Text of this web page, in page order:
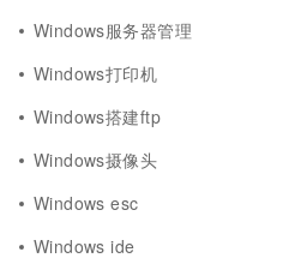
Windows服务器管理
Windows打印机
Windows搭建ftp
Windows摄像头
Windows esc
Windows ide